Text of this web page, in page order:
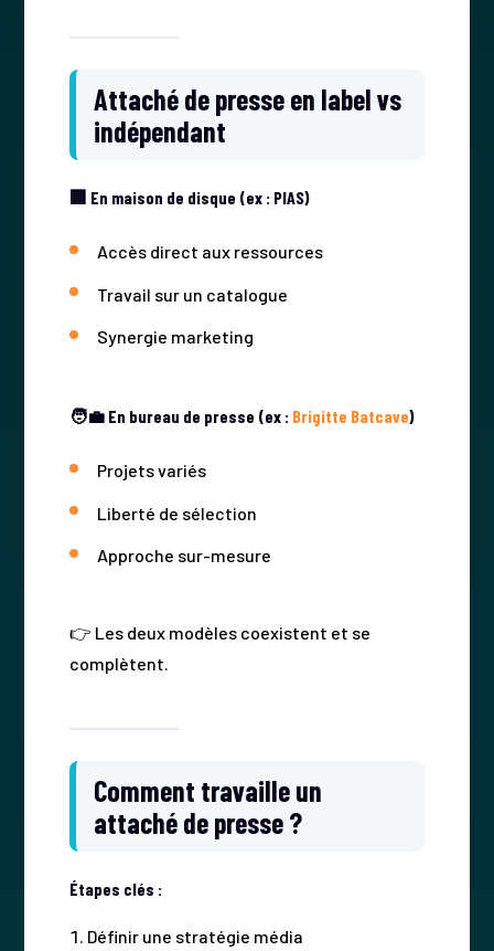
Attaché de presse en label vs
indépendant
🏢 En maison de disque (ex : PIAS)
Accès direct aux ressources
Travail sur un catalogue
Synergie marketing
🧑‍💼 En bureau de presse (ex : Brigitte Batcave)
Projets variés
Liberté de sélection
Approche sur-mesure
👉 Les deux modèles coexistent et se
complètent.
Comment travaille un
attaché de presse ?
Étapes clés :
Définir une stratégie média